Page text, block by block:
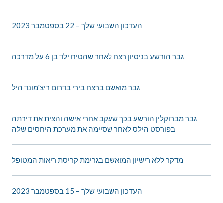
העדכון השבועי שלך – 22 בספטמבר 2023
גבר הורשע בניסיון רצח לאחר שהטיח ילד בן 6 על מדרכה
גבר מואשם ברצח בירי בדרום ריצ'מונד היל
גבר מברוקלין הורשע בכך שעקב אחרי אישה והצית את דירתה
בפורסט הילס לאחר שסיימה את מערכת היחסים שלה
מדקר ללא רישיון המואשם בגרימת קריסת ריאות המטופל
העדכון השבועי שלך – 15 בספטמבר 2023